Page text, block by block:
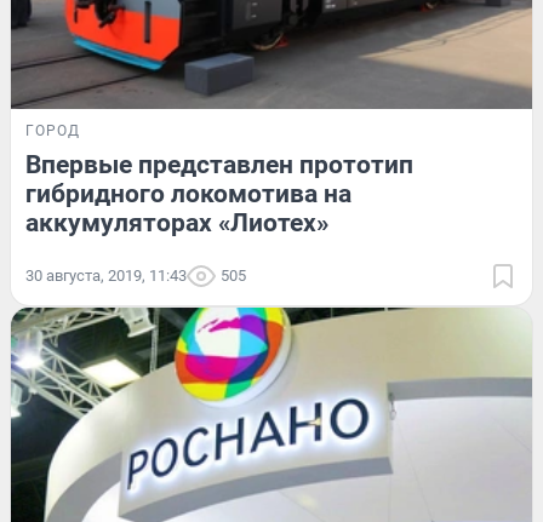
ГОРОД
Впервые представлен прототип
гибридного локомотива на
аккумуляторах «Лиотех»
30 августа, 2019, 11:43 505